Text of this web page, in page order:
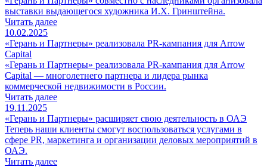
выставки выдающегося художника И.Х. Гринштейна.
Читать далее
10.02.2025
«Герань и Партнеры» реализовала PR-кампания для Arrow
Capital
«Герань и Партнеры» реализовала PR-кампания для Arrow
Capital — многолетнего партнера и лидера рынка
коммерческой недвижимости в России.
Читать далее
19.11.2025
«Герань и Партнеры» расширяет свою деятельность в ОАЭ
Теперь наши клиенты смогут воспользоваться услугами в
сфере PR, маркетинга и организации деловых мероприятий в
ОАЭ.
Читать далее